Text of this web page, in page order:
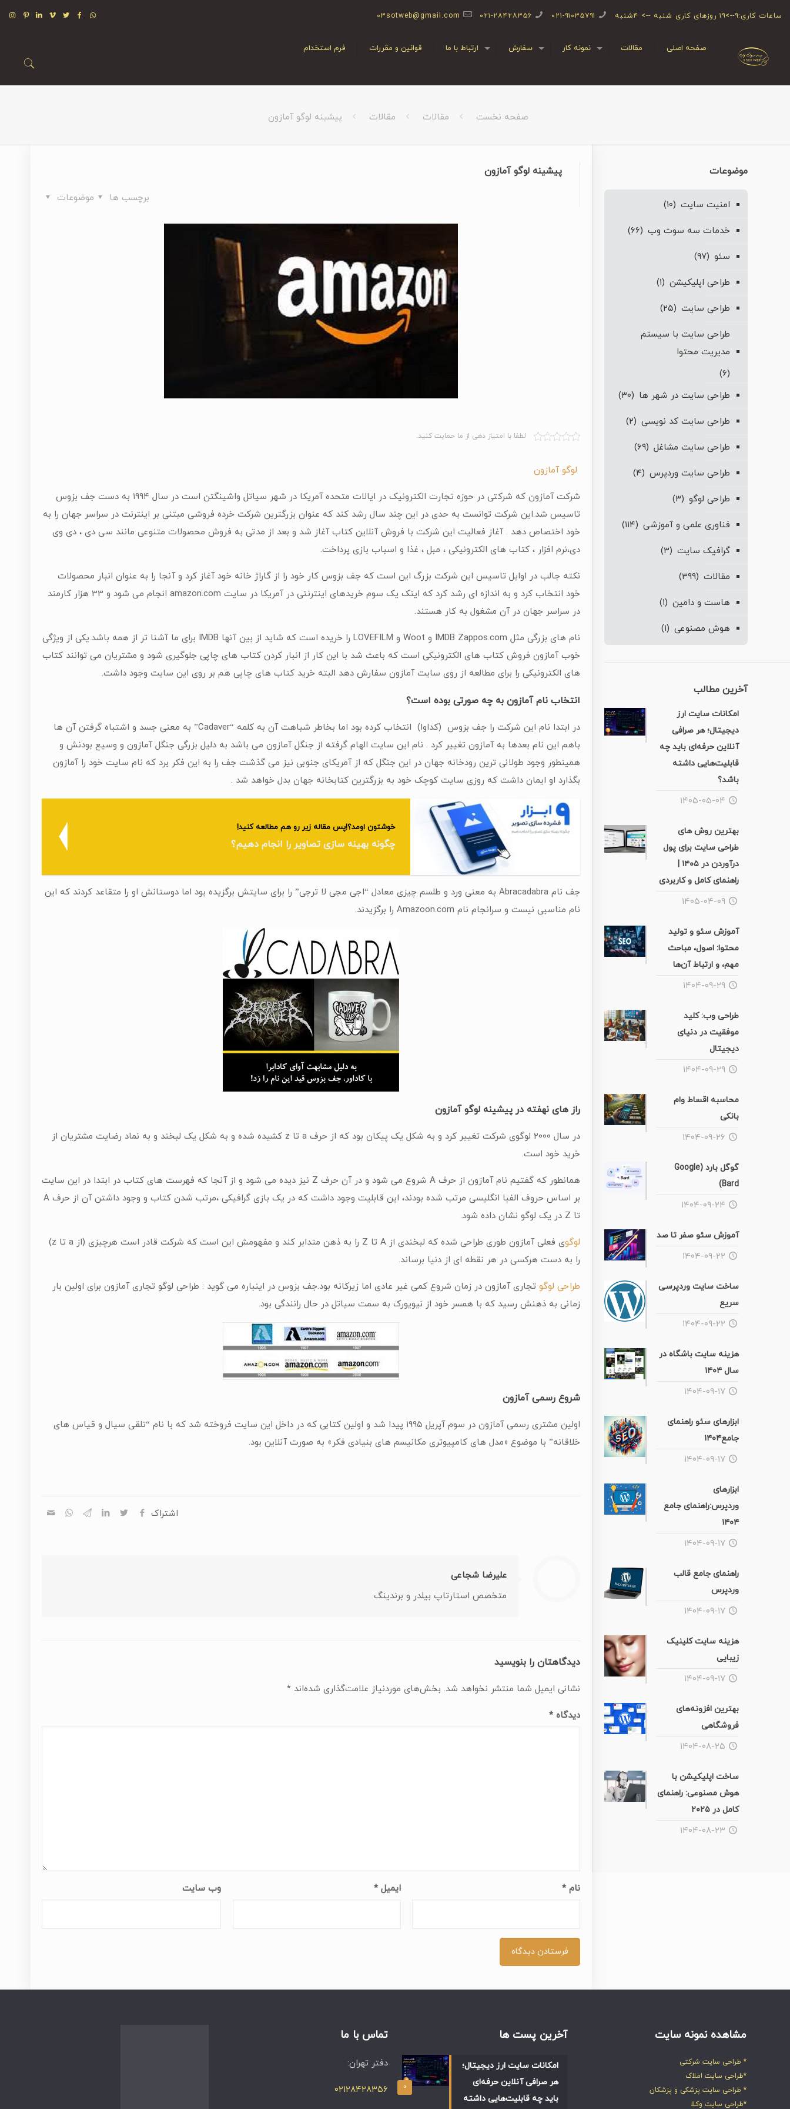
ساعات کاری:۹-->۱۹ روزهای کاری شنبه --> ۴شنبه ۰۲۱-۹۱۰۳۵۷۹۱ ۰۲۱-۲۸۴۲۸۳۵۶ 03sotweb@gmail.com
صفحه اصلی مقالات نمونه کار سفارش ارتباط با ما قوانین و مقررات فرم استخدام
صفحه نخست مقالات مقالات پیشینه لوگو آمازون
پیشینه لوگو آمازون
موضوعات برچسب ها
لطفا با امتیاز دهی از ما حمایت کنید.
لوگو آمازون
شرکت آمازون که شرکتی در حوزه تجارت الکترونیک در ایالات متحده آمریکا در شهر سیاتل واشینگتن است در سال ۱۹۹۴ به دست جف بزوس
تاسیس شد.این شرکت توانست به حدی در این چند سال رشد کند که عنوان بزرگترین شرکت خرده فروشی مبتنی بر اینترنت در سراسر جهان را به
خود اختصاص دهد . آغاز فعالیت این شرکت با فروش آنلاین کتاب آغاز شد و بعد از مدتی به فروش محصولات متنوعی مانند سی دی ، دی وی
دی،نرم افزار ، کتاب های الکترونیکی ، مبل ، غذا و اسباب بازی پرداخت.
نکته جالب در اوایل تاسیس این شرکت بزرگ این است که جف بزوس کار خود را از گاراژ خانه خود آغاز کرد و آنجا را به عنوان انبار محصولات
خود انتخاب کرد و به اندازه ای رشد کرد که اینک یک سوم خریدهای اینترنتی در آمریکا در سایت amazon.com انجام می شود و 33 هزار کارمند
در سراسر جهان در آن مشغول به کار هستند.
نام های بزرگی مثل IMDB Zappos.com و Woot و LOVEFILM را خریده است که شاید از بین آنها IMDB برای ما آشنا تر از همه باشد.یکی از ویژگی
خوب آمازون فروش کتاب های الکترونیکی است که باعث شد با این کار از انبار کردن کتاب های چاپی جلوگیری شود و مشتریان می توانند کتاب
های الکترونیکی را برای مطالعه از روی سایت آمازون سفارش دهد البته خرید کتاب های چاپی هم بر روی این سایت وجود داشت.
انتخاب نام آمازون به چه صورتی بوده است؟
در ابتدا نام این شرکت را جف بزوس (کداوا) انتخاب کرده بود اما بخاطر شباهت آن به کلمه “Cadaver” به معنی جسد و اشتباه گرفتن آن ها
باهم این نام بعدها به آمازون تغییر کرد . نام این سایت الهام گرفته از جنگل آمازون می باشد به دلیل بزرگی جنگل آمازون و وسیع بودنش و
همینطور وجود طولانی ترین رودخانه جهان در این جنگل که از آمریکای جنوبی نیز می گذشت جف را به این فکر برد که نام سایت خود را آمازون
بگذارد او ایمان داشت که روزی سایت کوچک خود به بزرگترین کتابخانه جهان بدل خواهد شد .
خوشتون اومد؟!پس مقاله زیر رو هم مطالعه کنید!
چگونه بهینه سازی تصاویر را انجام دهیم؟
جف نام Abracadabra به معنی ورد و طلسم چیزی معادل “اجی مجی لا ترجی” را برای سایتش برگزیده بود اما دوستانش او را متقاعد کردند که این
نام مناسبی نیست و سرانجام نام Amazoon.com را برگزیدند.
راز های نهفته در پیشینه لوگو آمازون
در سال 2000 لوگوی شرکت تغییر کرد و به شکل یک پیکان بود که از حرف a تا z کشیده شده و به شکل یک لبخند و به نماد رضایت مشتریان از
خرید خود است.
همانطور که گفتیم نام آمازون از حرف A شروع می شود و در آن حرف Z نیز دیده می شود و از آنجا که فهرست های کتاب در ابتدا در این سایت
بر اساس حروف الفبا انگلیسی مرتب شده بودند، این قابلیت وجود داشت که در یک بازی گرافیکی ،مرتب شدن کتاب و وجود داشتن آن از حرف A
تا Z در یک لوگو نشان داده شود.
لوگو
ی فعلی آمازون طوری طراحی شده که لبخندی از A تا Z را به ذهن متدابر کند و مفهومش این است که شرکت قادر است هرچیزی (از a تا z)
را به دست هرکسی در هر نقطه ای از دنیا برساند.
طراحی لوگوتجاری آمازون در زمان شروع کمی غیر عادی اما زیرکانه بود.جف بزوس در اینباره می گوید : طراحی لوگو تجاری آمازون برای اولین بار
زمانی به ذهنش رسید که با همسر خود از نیویورک به سمت سیاتل در حال رانندگی بود.
شروع رسمی آمازون
اولین مشتری رسمی آمازون در سوم آپریل ۱۹۹۵ پیدا شد و اولین کتابی که در داخل این سایت فروخته شد که با نام “تلقی سیال و قیاس های
خلاقانه” با موضوع «مدل های کامپیوتری مکانیسم های بنیادی فکر» به صورت آنلاین بود.
اشتراک
علیرضا شجاعی
متخصص استارتاپ بیلدر و برندینگ
دیدگاهتان را بنویسید
نشانی ایمیل شما منتشر نخواهد شد. بخش‌های موردنیاز علامت‌گذاری شده‌اند *
دیدگاه *
نام * ایمیل * وب‌ سایت
موضوعات
امنیت سایت (۱۰)
خدمات سه سوت وب (۶۶)
سئو (۹۷)
طراحی اپلیکیشن (۱)
طراحی سایت (۲۵)
طراحی سایت با سیستم
مدیریت محتوا
(۶)
طراحی سایت در شهر ها (۳۰)
طراحی سایت کد نویسی (۲)
طراحی سایت مشاغل (۶۹)
طراحی سایت وردپرس (۴)
طراحی لوگو (۳)
فناوری علمی و آموزشی (۱۱۴)
گرافیک سایت (۳)
مقالات (۳۹۹)
هاست و دامین (۱)
هوش مصنوعی (۱)
آخرین مطالب
امکانات سایت ارز
دیجیتال؛ هر صرافی
آنلاین حرفه‌ای باید چه
قابلیت‌هایی داشته
باشد؟
۱۴۰۵-۰۵-۰۴
بهترین روش های
طراحی سایت برای پول
درآوردن در ۱۴۰۵ |
راهنمای کامل و کاربردی
۱۴۰۵-۰۴-۰۹
آموزش سئو و تولید
محتوا: اصول، مباحث
مهم، و ارتباط آن‌ها
۱۴۰۴-۰۹-۲۹
طراحی وب: کلید
موفقیت در دنیای
دیجیتال
۱۴۰۴-۰۹-۲۹
محاسبه اقساط وام
بانکی
۱۴۰۴-۰۹-۲۶
گوگل بارد (Google
Bard)
۱۴۰۴-۰۹-۲۴
آموزش سئو صفر تا صد
۱۴۰۴-۰۹-۲۲
ساخت سایت وردپرسی
سریع
۱۴۰۴-۰۹-۲۲
هزینه سایت باشگاه در
سال ۱۴۰۴
۱۴۰۴-۰۹-۱۷
ابزارهای سئو راهنمای
جامع۱۴۰۴
۱۴۰۴-۰۹-۱۷
ابزارهای
وردپرس:راهنمای جامع
۱۴۰۴
۱۴۰۴-۰۹-۱۷
راهنمای جامع قالب
وردپرس
۱۴۰۴-۰۹-۱۷
هزینه سایت کلینیک
زیبایی
۱۴۰۴-۰۹-۱۷
بهترین افزونه‌های
فروشگاهی
۱۴۰۴-۰۸-۲۵
ساخت اپلیکیشن با
هوش مصنوعی: راهنمای
کامل در ۲۰۲۵
۱۴۰۴-۰۸-۲۳
مشاهده نمونه سایت
* طراحی سایت شرکتی
*طراحی سایت املاک
* طراحی سایت پزشکی و پزشکان
*طراحی سایت وکلا
آخرین پست ها
۰
امکانات سایت ارز دیجیتال؛
هر صرافی آنلاین حرفه‌ای
باید چه قابلیت‌هایی داشته
تماس با ما
دفتر تهران:
۰۲۱۲۸۴۲۸۳۵۶